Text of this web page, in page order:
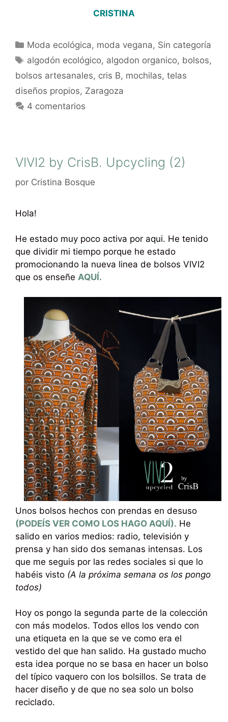
CRISTINA
Moda ecológica, moda vegana, Sin categoría
algodón ecológico, algodon organico, bolsos,
bolsos artesanales, cris B, mochilas, telas
diseños propios, Zaragoza
4 comentarios
VIVI2 by CrisB. Upcycling (2)
por Cristina Bosque
Hola!
He estado muy poco activa por aqui. He tenido
que dividir mi tiempo porque he estado
promocionando la nueva linea de bolsos VIVI2
que os enseñe AQUÍ.
Unos bolsos hechos con prendas en desuso
(PODEÍS VER COMO LOS HAGO AQUÍ). He
salido en varios medios: radio, televisión y
prensa y han sido dos semanas intensas. Los
que me seguis por las redes sociales si que lo
habéis visto (A la próxima semana os los pongo
todos)
Hoy os pongo la segunda parte de la colección
con más modelos. Todos ellos los vendo con
una etiqueta en la que se ve como era el
vestido del que han salido. Ha gustado mucho
esta idea porque no se basa en hacer un bolso
del típico vaquero con los bolsillos. Se trata de
hacer diseño y de que no sea solo un bolso
reciclado.